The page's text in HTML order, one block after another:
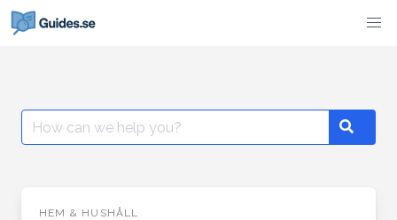
Skip
to
Search
for:
Search
HEM & HUSHÅLL